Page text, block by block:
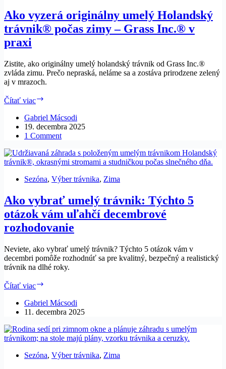
Ako vyzerá originálny umelý Holandský
trávnik® počas zimy – Grass Inc.® v
praxi
Zistite, ako originálny umelý holandský trávnik od Grass Inc.®
zvláda zimu. Prečo nepraská, neláme sa a zostáva prirodzene zelený
aj v mrazoch.
Čítať viac
originálny
umelý
Holandský
počas
zimy
Grass
v
praxi
Gabriel Mácsodi
19. decembra 2025
1 Comment
Sezóna, Výber trávnika, Zima
Ako vybrať umelý trávnik: Týchto 5
otázok vám uľahčí decembrové
rozhodovanie
Neviete, ako vybrať umelý trávnik? Týchto 5 otázok vám v
decembri pomôže rozhodnúť sa pre kvalitný, bezpečný a realistický
trávnik na dlhé roky.
Čítať viac
umelý
trávnik:
5
otázok
uľahčí
Gabriel Mácsodi
11. decembra 2025
Sezóna, Výber trávnika, Zima